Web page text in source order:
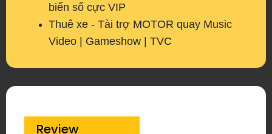
biển số cực VIP
Thuê xe - Tài trợ MOTOR quay Music
Video | Gameshow | TVC
Review